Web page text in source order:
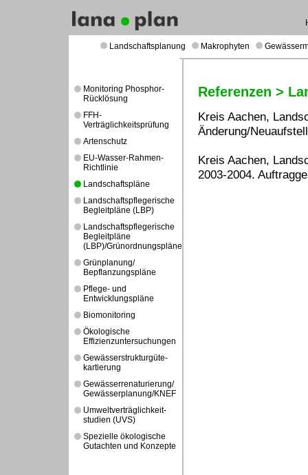
Landschaftsplanung Makrophyten
Monitoring Phosphor-
Rücklösung
FFH-
Verträglichkeitsprüfung
Artenschutz
EU-Wasser-Rahmen-
Richtlinie
Landschaftspläne
Landschaftspflegerische
Begleitpläne (LBP)
Landschaftspflegerische
Begleitpläne
(LBP)/Grünordnungspläne
Grünplanung/
Bepflanzungspläne
Pflege- und
Entwicklungspläne
Biomonitoring
Ökologische
Effizienzuntersuchungen
Gewässerstrukturgüte-
kartierung
Gewässerrenaturierung/
Gewässerplanung/KNEF
Umweltverträglichkeit-
studien (UVS)
Spezielle ökologische
Gutachten und Konzepte
Referenzen >
Kreis Aachen,
Änderung/
Kreis Aachen,
2003-2004.